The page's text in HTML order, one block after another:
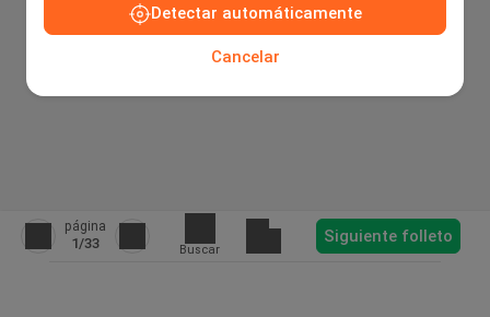
Detectar automáticamente
Cancelar
página
1/33 Buscar
Siguiente folleto